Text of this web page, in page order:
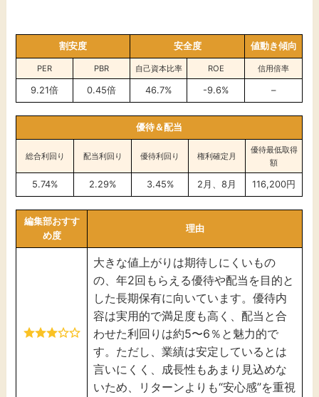
割安度 安全度 値動き傾向
PER PBR 自己資本比率 ROE 信用倍率
9.21倍 0.45倍 46.7% -9.6% –
優待＆配当
総合利回り 配当利回り 優待利回り 権利確定月
優待最低取得
額
5.74% 2.29% 3.45% 2月、8月 116,200円
編集部おすす
め度
理由
大きな値上がりは期待しにくいもの
の、年2回もらえる優待や配当を目的と
した長期保有に向いています。優待内
容は実用的で満足度も高く、配当と合
わせた利回りは約5〜6％と魅力的で
す。ただし、業績は安定しているとは
言いにくく、成長性もあまり見込めな
いため、リターンよりも“安心感”を重視